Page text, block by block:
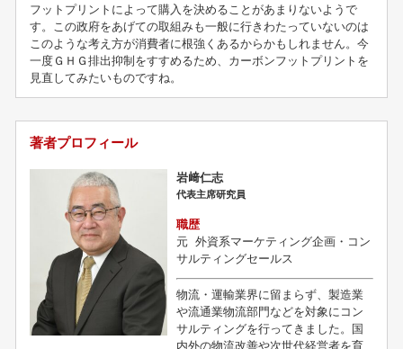
フットプリントによって購入を決めることがあまりないようで
す。この政府をあげての取組みも一般に行きわたっていないのは
このような考え方が消費者に根強くあるからかもしれません。今
一度ＧＨＧ排出抑制をすすめるため、カーボンフットプリントを
見直してみたいものですね。
著者プロフィール
岩﨑仁志
代表主席研究員
職歴
元外資系マーケティング企画・コン
サルティングセールス
物流・運輸業界に留まらず、製造業
や流通業物流部門などを対象にコン
サルティングを行ってきました。国
内外の物流改善や次世代経営者を育